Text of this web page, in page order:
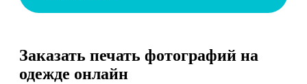
Заказать печать фотографий на
одежде онлайн